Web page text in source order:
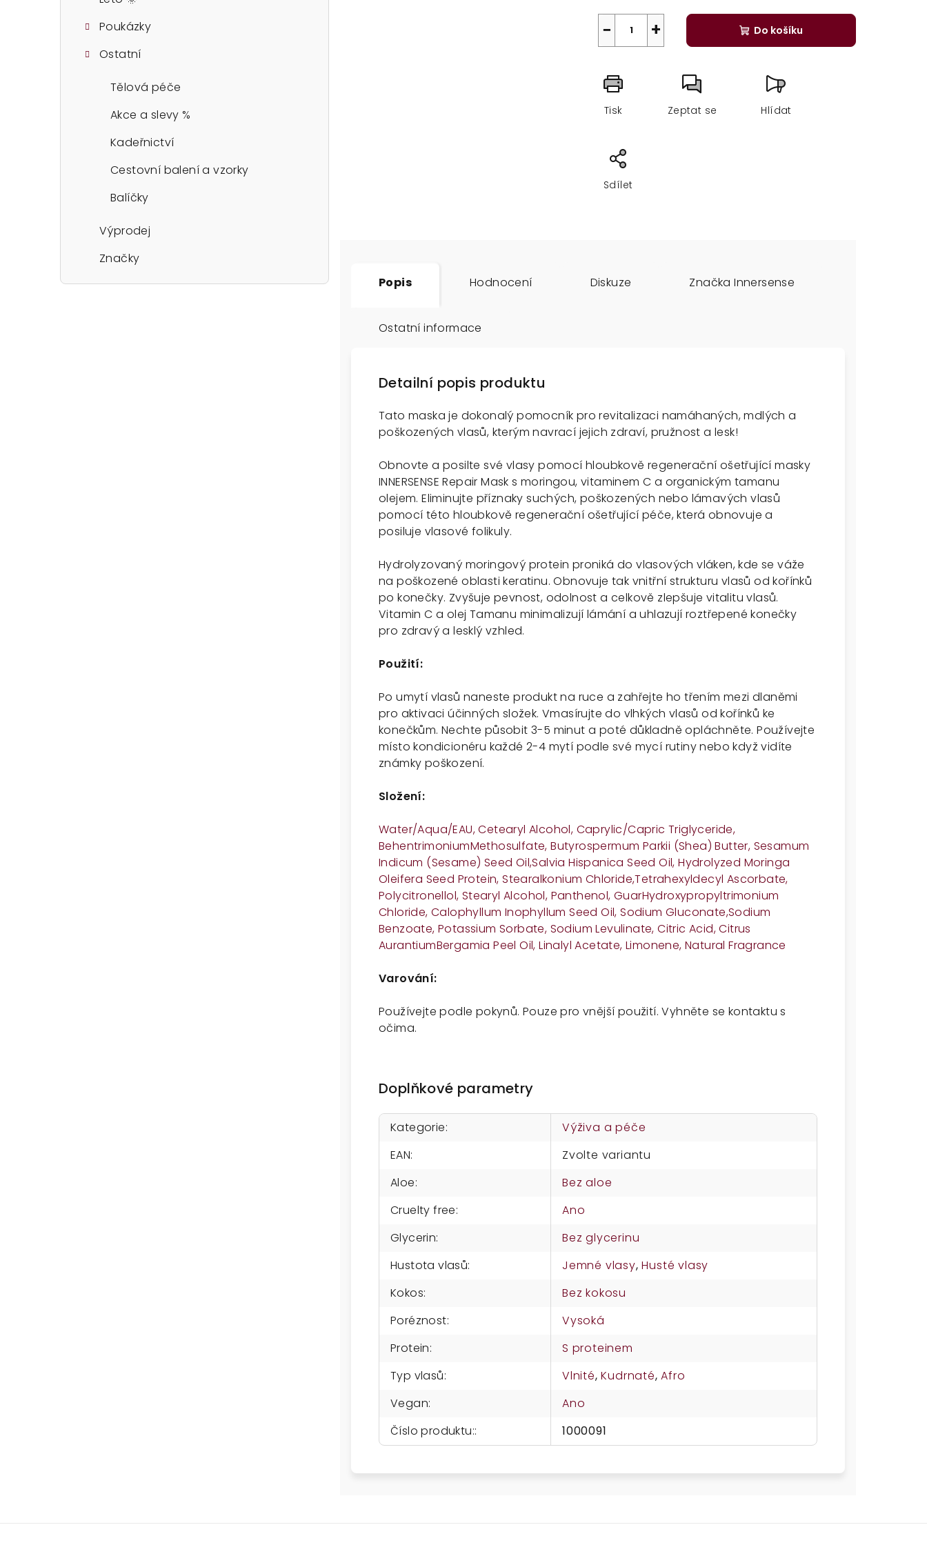
Poukázky
Ostatní
Tělová péče
Akce a slevy %
Kadeřnictví
Cestovní balení a vzorky
Balíčky
Výprodej
Značky
+
− Do košíku
Tisk Zeptat se Hlídat
Sdílet
Popis Hodnocení Diskuze Značka Innersense
Ostatní informace
Detailní popis produktu
Tato maska je dokonalý pomocník pro revitalizaci namáhaných, mdlých a
poškozených vlasů, kterým navrací jejich zdraví, pružnost a lesk!
Obnovte a posilte své vlasy pomocí hloubkově regenerační ošetřující masky
INNERSENSE Repair Mask s moringou, vitaminem C a organickým tamanu
olejem. Eliminujte příznaky suchých, poškozených nebo lámavých vlasů
pomocí této hloubkově regenerační ošetřující péče, která obnovuje a
posiluje vlasové folikuly.
Hydrolyzovaný moringový protein proniká do vlasových vláken, kde se váže
na poškozené oblasti keratinu. Obnovuje tak vnitřní strukturu vlasů od kořínků
po konečky. Zvyšuje pevnost, odolnost a celkově zlepšuje vitalitu vlasů.
Vitamin C a olej Tamanu minimalizují lámání a uhlazují roztřepené konečky
pro zdravý a lesklý vzhled.
Použití:
Po umytí vlasůnaneste produkt na ruce a zahřejte ho třením mezi dlaněmi
pro aktivaci účinných složek.Vmasírujte do vlhkých vlasů od kořínků ke
konečkům. Nechte působit 3-5 minut a poté důkladně opláchněte. Používejte
místo kondicionéru každé 2-4 mytí podle své mycí rutiny nebo když vidíte
známky poškození.
Složení:
Water/Aqua/EAU, Cetearyl Alcohol, Caprylic/Capric Triglyceride,
BehentrimoniumMethosulfate, Butyrospermum Parkii (Shea) Butter, Sesamum
Indicum (Sesame) Seed Oil,Salvia Hispanica Seed Oil, Hydrolyzed Moringa
Oleifera Seed Protein, Stearalkonium Chloride,Tetrahexyldecyl Ascorbate,
Polycitronellol, Stearyl Alcohol, Panthenol, GuarHydroxypropyltrimonium
Chloride, Calophyllum Inophyllum Seed Oil, Sodium Gluconate,Sodium
Benzoate, Potassium Sorbate, Sodium Levulinate, Citric Acid, Citrus
AurantiumBergamia Peel Oil, Linalyl Acetate, Limonene, Natural Fragrance
Varování:
Používejte podle pokynů. Pouze pro vnější použití. Vyhněte se kontaktu s
očima.
Doplňkové parametry
Kategorie:
Výživa a péče
EAN:
Zvolte variantu
Aloe:
Bez aloe
Cruelty free:
Ano
Glycerin:
Bez glycerinu
Hustota vlasů: Jemné vlasy,Husté vlasy
Kokos:
Bez kokosu
Poréznost:
Vysoká
Protein:
S proteinem
Typ vlasů: Vlnité,Kudrnaté,Afro
Vegan:
Ano
Číslo produktu:: 1000091